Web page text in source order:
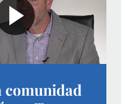
comunidad